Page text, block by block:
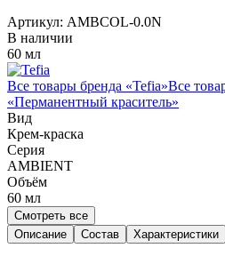
Артикул: AMBCOL-0.0N
В наличии
60 мл
Все товары бренда «Tefia»Все
«Перманентный краситель»
Вид
Крем-краска
Серия
AMBIENT
Объём
60 мл
Смотреть все
Описание
Состав Характеристики